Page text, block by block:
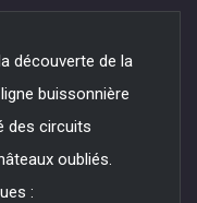
découverte de la
buissonnière
des circuits
oubliés.
: